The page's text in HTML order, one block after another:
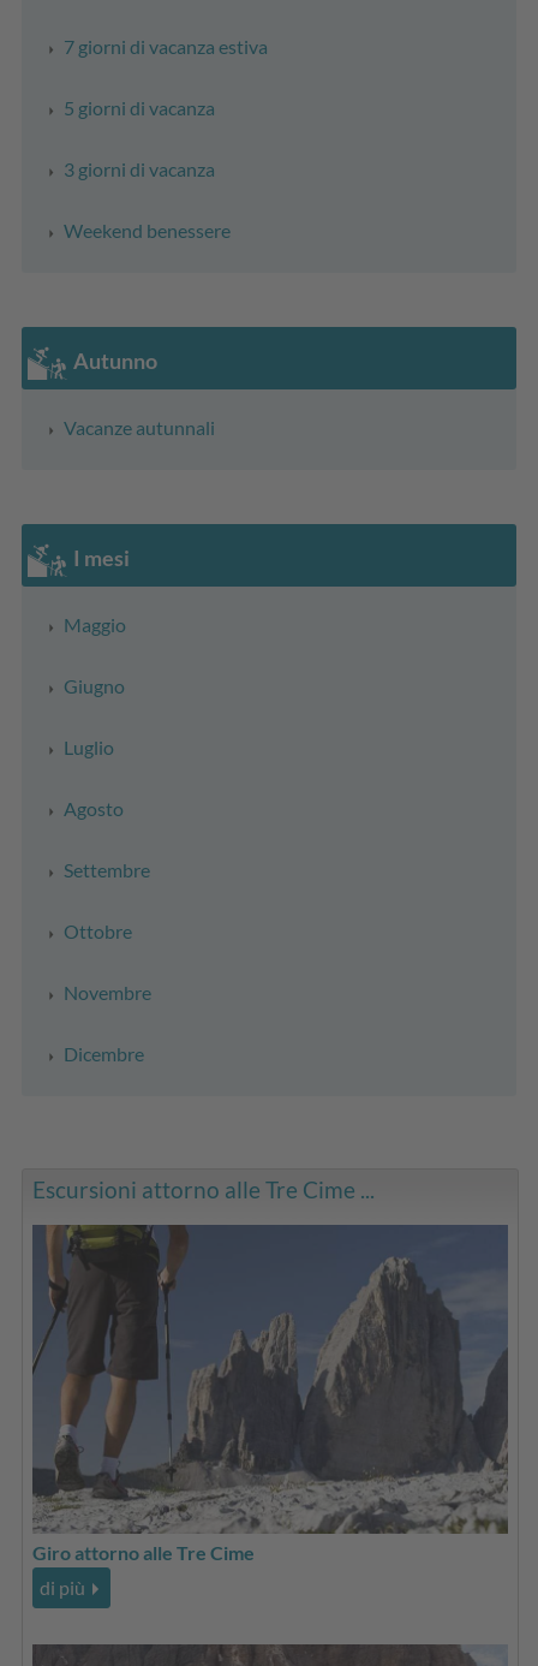
7 giorni di vacanza estiva
5 giorni di vacanza
3 giorni di vacanza
Weekend benessere
Autunno
Vacanze autunnali
I mesi
Maggio
Giugno
Luglio
Agosto
Settembre
Ottobre
Novembre
Dicembre
Escursioni attorno alle Tre Cime ...
Giro attorno alle Tre Cime
di più